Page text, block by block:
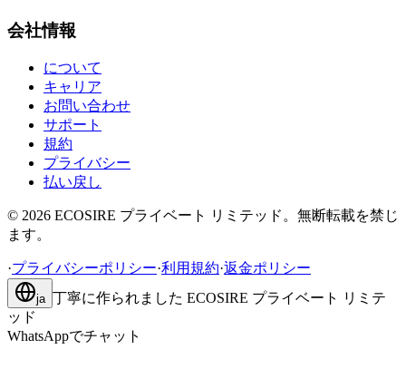
会社情報
について
キャリア
お問い合わせ
サポート
規約
プライバシー
払い戻し
© 2026 ECOSIRE プライベート リミテッド。無断転載を禁じ
ます。
·プライバシーポリシー·利用規約·返金ポリシー
ja 丁寧に作られました ECOSIRE プライベート リミテ
ッド
WhatsAppでチャット